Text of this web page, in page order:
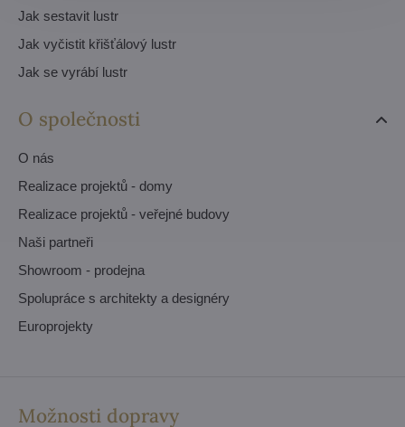
Jak sestavit lustr
Jak vyčistit křišťálový lustr
Jak se vyrábí lustr
O společnosti
O nás
Realizace projektů - domy
Realizace projektů - veřejné budovy
Naši partneři
Showroom - prodejna
Spolupráce s architekty a designéry
Europrojekty
Možnosti dopravy